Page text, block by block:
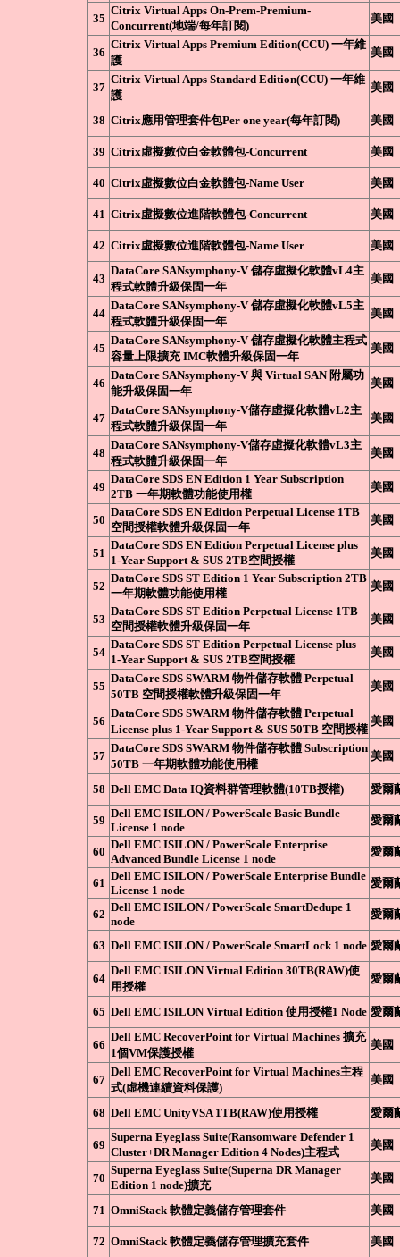
35
Citrix Virtual Apps On-Prem-Premium-
Concurrent(地端/每年訂閱)
美國
36
Citrix Virtual Apps Premium Edition(CCU) 一年維
護
美國
37
Citrix Virtual Apps Standard Edition(CCU) 一年維
護
美國
38 Citrix應用管理套件包Per one year(每年訂閱) 美國
39 Citrix虛擬數位白金軟體包-Concurrent 美國
40 Citrix虛擬數位白金軟體包-Name User 美國
41 Citrix虛擬數位進階軟體包-Concurrent 美國
42 Citrix虛擬數位進階軟體包-Name User 美國
43
DataCore SANsymphony-V 儲存虛擬化軟體vL4主
程式軟體升級保固一年
美國
44
DataCore SANsymphony-V 儲存虛擬化軟體vL5主
程式軟體升級保固一年
美國
45
DataCore SANsymphony-V 儲存虛擬化軟體主程式
容量上限擴充 IMC軟體升級保固一年
美國
46
DataCore SANsymphony-V 與 Virtual SAN 附屬功
能升級保固一年
美國
47
DataCore SANsymphony-V儲存虛擬化軟體vL2主
程式軟體升級保固一年
美國
48
DataCore SANsymphony-V儲存虛擬化軟體vL3主
程式軟體升級保固一年
美國
49
DataCore SDS EN Edition 1 Year Subscription
2TB 一年期軟體功能使用權
美國
50
DataCore SDS EN Edition Perpetual License 1TB
空間授權軟體升級保固一年
美國
51
DataCore SDS EN Edition Perpetual License plus
1-Year Support & SUS 2TB空間授權
美國
52
DataCore SDS ST Edition 1 Year Subscription 2TB
一年期軟體功能使用權
美國
53
DataCore SDS ST Edition Perpetual License 1TB
空間授權軟體升級保固一年
美國
54
DataCore SDS ST Edition Perpetual License plus
1-Year Support & SUS 2TB空間授權
美國
55
DataCore SDS SWARM 物件儲存軟體 Perpetual
50TB 空間授權軟體升級保固一年
美國
56
DataCore SDS SWARM 物件儲存軟體 Perpetual
License plus 1-Year Support & SUS 50TB 空間授權
美國
57
DataCore SDS SWARM 物件儲存軟體 Subscription
50TB 一年期軟體功能使用權
美國
58 Dell EMC Data IQ資料群管理軟體(10TB授權) 愛爾
59
Dell EMC ISILON / PowerScale Basic Bundle
License 1 node
愛爾
60
Dell EMC ISILON / PowerScale Enterprise
Advanced Bundle License 1 node
愛爾
61
Dell EMC ISILON / PowerScale Enterprise Bundle
License 1 node
愛爾
62
Dell EMC ISILON / PowerScale SmartDedupe 1
node
愛爾
63 Dell EMC ISILON / PowerScale SmartLock 1 node 愛爾
64
Dell EMC ISILON Virtual Edition 30TB(RAW)使
用授權
愛爾
65 Dell EMC ISILON Virtual Edition 使用授權1 Node 愛爾
66
Dell EMC RecoverPoint for Virtual Machines 擴充
1個VM保護授權
美國
67
Dell EMC RecoverPoint for Virtual Machines主程
式(虛機連續資料保護)
美國
68 Dell EMC UnityVSA 1TB(RAW)使用授權 愛爾
69
Superna Eyeglass Suite(Ransomware Defender 1
Cluster+DR Manager Edition 4 Nodes)主程式
美國
70
Superna Eyeglass Suite(Superna DR Manager
Edition 1 node)擴充
美國
71 OmniStack 軟體定義儲存管理套件 美國
72 OmniStack 軟體定義儲存管理擴充套件 美國